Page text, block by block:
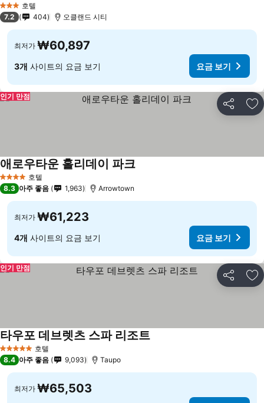
3 성급 호텔
7.2 404 오클랜드 시티
최저가 ₩60,897
3개 사이트의 요금 보기 요금 보기
공유 즐
인기 만점
4 성급 호텔
애로우타운 홀리데이 파크
8.3 아주 좋음 1,963 Arrowtown
최저가 ₩61,223
4개 사이트의 요금 보기 요금 보기
공유 즐
인기 만점
5 성급 호텔
타우포 데브렛츠 스파 리조트
8.4 아주 좋음 9,093 Taupo
최저가 ₩65,503